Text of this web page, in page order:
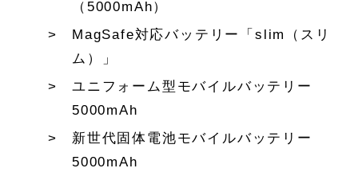
（5000mAh）
MagSafe対応バッテリー「slim（スリ
ム）」
ユニフォーム型モバイルバッテリー
5000mAh
新世代固体電池モバイルバッテリー
5000mAh